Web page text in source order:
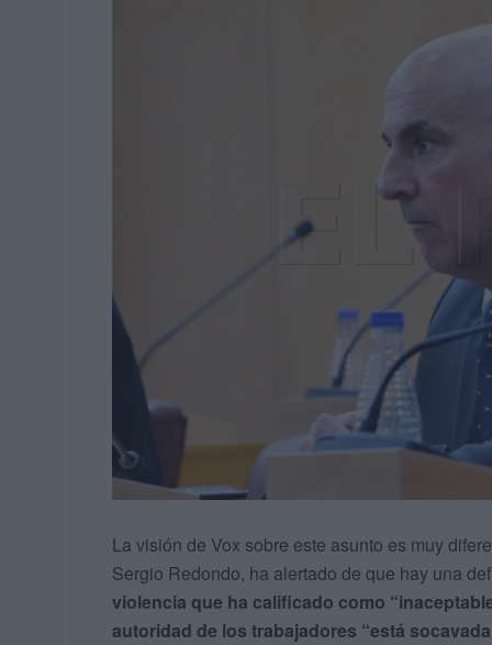
La visión de Vox sobre este asunto es muy
Sergio Redondo, ha alertado de que hay una
violencia que ha calificado como
autoridad de los trabajadores “está